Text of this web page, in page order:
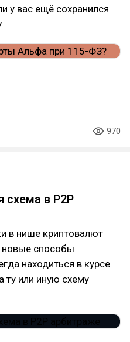
у вас ещё сохранился
970
схема в P2P
в нише криптовалют
способы
находиться в курсе
ту или иную схему